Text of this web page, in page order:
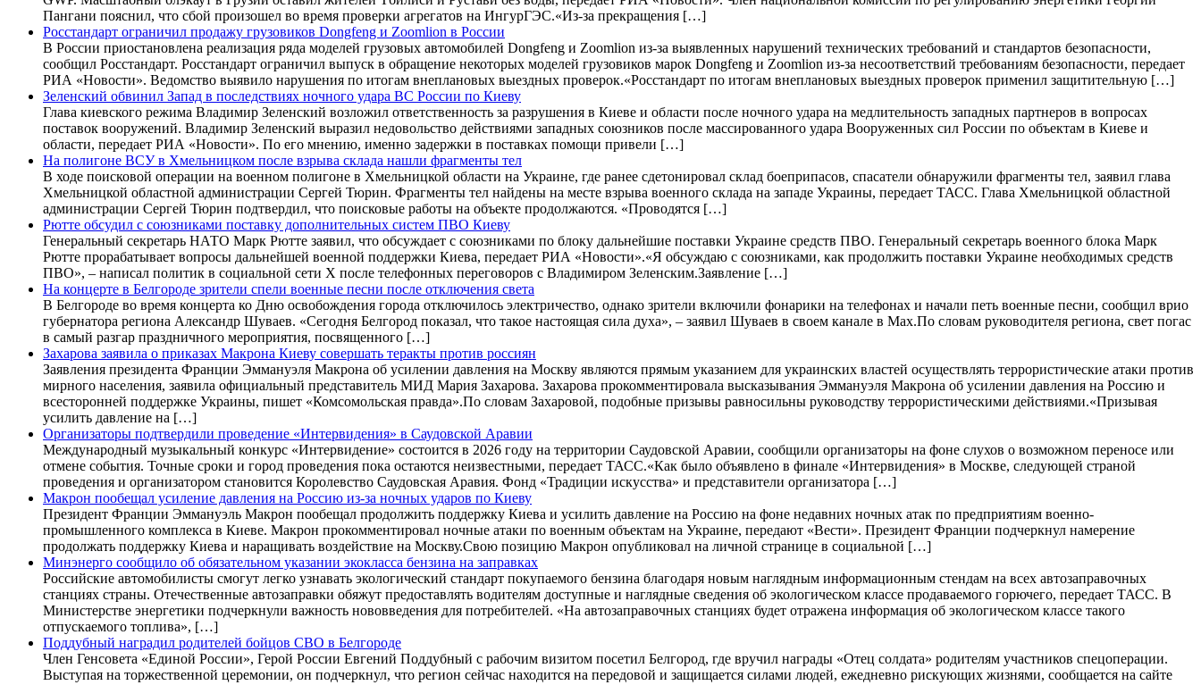
Пангани пояснил, что сбой произошел во время проверки агрегатов на ИнгурГЭС.«Из-за прекращения […]
Росстандарт ограничил продажу грузовиков Dongfeng и Zoomlion в России
В России приостановлена реализация ряда моделей грузовых автомобилей Dongfeng и Zoomlion из-за выявленных нарушений технических требований и стандартов безопасности,
сообщил Росстандарт. Росстандарт ограничил выпуск в обращение некоторых моделей грузовиков марок Dongfeng и Zoomlion из-за несоответствий требованиям безопасности, передает
РИА «Новости». Ведомство выявило нарушения по итогам внеплановых выездных проверок.«Росстандарт по итогам внеплановых выездных проверок применил защитительную […]
Зеленский обвинил Запад в последствиях ночного удара ВС России по Киеву
Глава киевского режима Владимир Зеленский возложил ответственность за разрушения в Киеве и области после ночного удара на медлительность западных партнеров в вопросах
поставок вооружений. Владимир Зеленский выразил недовольство действиями западных союзников после массированного удара Вооруженных сил России по объектам в Киеве и
области, передает РИА «Новости». По его мнению, именно задержки в поставках помощи привели […]
На полигоне ВСУ в Хмельницком после взрыва склада нашли фрагменты тел
В ходе поисковой операции на военном полигоне в Хмельницкой области на Украине, где ранее сдетонировал склад боеприпасов, спасатели обнаружили фрагменты тел, заявил глава
Хмельницкой областной администрации Сергей Тюрин. Фрагменты тел найдены на месте взрыва военного склада на западе Украины, передает ТАСС. Глава Хмельницкой областной
администрации Сергей Тюрин подтвердил, что поисковые работы на объекте продолжаются. «Проводятся […]
Рютте обсудил с союзниками поставку дополнительных систем ПВО Киеву
Генеральный секретарь НАТО Марк Рютте заявил, что обсуждает с союзниками по блоку дальнейшие поставки Украине средств ПВО. Генеральный секретарь военного блока Марк
Рютте прорабатывает вопросы дальнейшей военной поддержки Киева, передает РИА «Новости».«Я обсуждаю с союзниками, как продолжить поставки Украине необходимых средств
ПВО», – написал политик в социальной сети X после телефонных переговоров с Владимиром Зеленским.Заявление […]
На концерте в Белгороде зрители спели военные песни после отключения света
В Белгороде во время концерта ко Дню освобождения города отключилось электричество, однако зрители включили фонарики на телефонах и начали петь военные песни, сообщил врио
губернатора региона Александр Шуваев. «Сегодня Белгород показал, что такое настоящая сила духа», – заявил Шуваев в своем канале в Max.По словам руководителя региона, свет погас
в самый разгар праздничного мероприятия, посвященного […]
Захарова заявила о приказах Макрона Киеву совершать теракты против россиян
Заявления президента Франции Эммануэля Макрона об усилении давления на Москву являются прямым указанием для украинских властей осуществлять террористические атаки против
мирного населения, заявила официальный представитель МИД Мария Захарова. Захарова прокомментировала высказывания Эммануэля Макрона об усилении давления на Россию и
всесторонней поддержке Украины, пишет «Комсомольская правда».По словам Захаровой, подобные призывы равносильны руководству террористическими действиями.«Призывая
усилить давление на […]
Организаторы подтвердили проведение «Интервидения» в Саудовской Аравии
Международный музыкальный конкурс «Интервидение» состоится в 2026 году на территории Саудовской Аравии, сообщили организаторы на фоне слухов о возможном переносе или
отмене события. Точные сроки и город проведения пока остаются неизвестными, передает ТАСС.«Как было объявлено в финале «Интервидения» в Москве, следующей страной
проведения и организатором становится Королевство Саудовская Аравия. Фонд «Традиции искусства» и представители организатора […]
Макрон пообещал усиление давления на Россию из-за ночных ударов по Киеву
Президент Франции Эммануэль Макрон пообещал продолжить поддержку Киева и усилить давление на Россию на фоне недавних ночных атак по предприятиям военно-
промышленного комплекса в Киеве. Макрон прокомментировал ночные атаки по военным объектам на Украине, передают «Вести». Президент Франции подчеркнул намерение
продолжать поддержку Киева и наращивать воздействие на Москву.Свою позицию Макрон опубликовал на личной странице в социальной […]
Минэнерго сообщило об обязательном указании экокласса бензина на заправках
Российские автомобилисты смогут легко узнавать экологический стандарт покупаемого бензина благодаря новым наглядным информационным стендам на всех автозаправочных
станциях страны. Отечественные автозаправки обяжут предоставлять водителям доступные и наглядные сведения об экологическом классе продаваемого горючего, передает ТАСС. В
Министерстве энергетики подчеркнули важность нововведения для потребителей. «На автозаправочных станциях будет отражена информация об экологическом классе такого
отпускаемого топлива», […]
Поддубный наградил родителей бойцов СВО в Белгороде
Член Генсовета «Единой России», Герой России Евгений Поддубный с рабочим визитом посетил Белгород, где вручил награды «Отец солдата» родителям участников спецоперации.
Выступая на торжественной церемонии, он подчеркнул, что регион сейчас находится на передовой и защищается силами людей, ежедневно рискующих жизнями, сообщается на сайте